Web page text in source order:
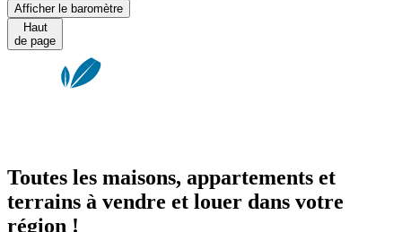
Afficher le baromètre
Haut
de page
Toutes les maisons, appartements et
terrains à vendre et louer dans votre
région !